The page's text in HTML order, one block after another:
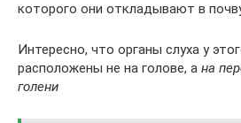
которого они откладывают в
Интересно, что органы слуха у
расположены не на голове, а на
голени